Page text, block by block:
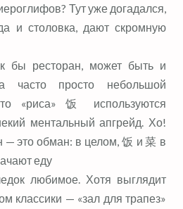
Тут уже догадался,
и столовка, дают скромную
ресторан, может быть и
а часто просто небольшой
«риса» 饭 используются
ментальный апгрейд. Хо!
— это обман: в целом, 饭 и 菜 в
еду
любимое. Хотя выглядит
классики — «зал для трапез»